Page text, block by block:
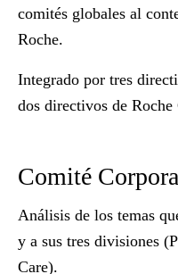
comités globales al
Roche.
Integrado por tres
dos directivos de
Comité
Análisis de los temas
y a sus tres divisiones
Care).